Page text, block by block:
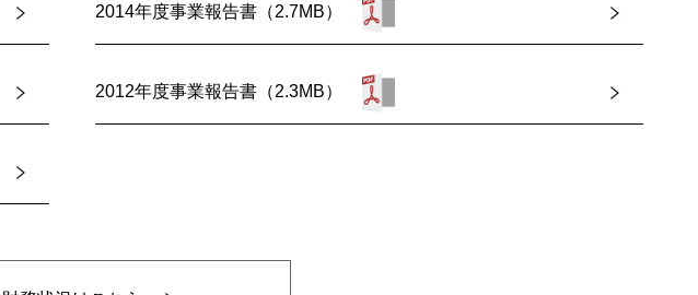
2014年度事業報告書（2.7MB）
2012年度事業報告書（2.3MB）